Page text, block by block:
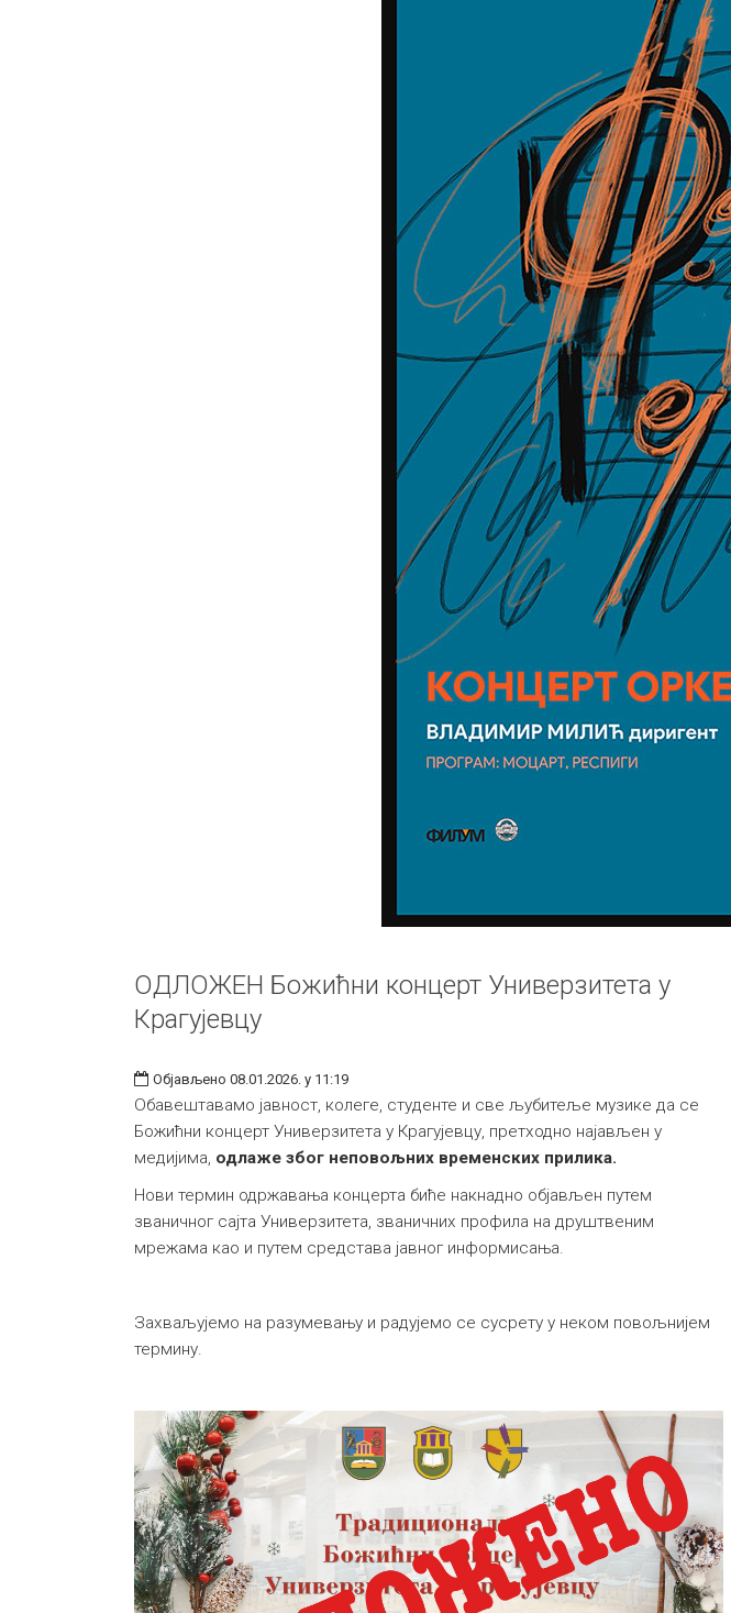
ОДЛОЖЕН Божићни концерт Универзитета у
Крагујевцу
Објављено 08.01.2026. у 11:19
Обавештавамо јавност, колеге, студенте и све љубитеље музике да се
Божићни концерт Универзитета у Крагујевцу, претходно најављен у
медијима, одлаже због неповољних временских прилика.
Нови термин одржавања концерта биће накнадно објављен путем
званичног сајта Универзитета, званичних профила на друштвеним
мрежама као и путем средстава јавног информисања.
Захваљујемо на разумевању и радујемо се сусрету у неком повољнијем
термину.